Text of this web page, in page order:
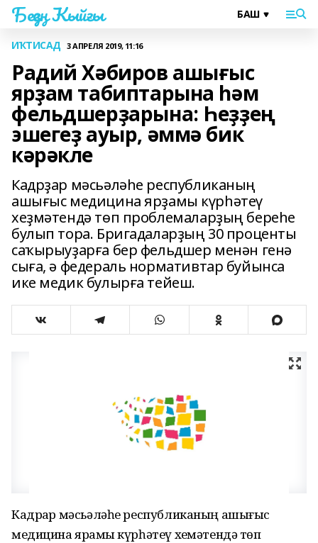
Беҙҙең Ҡыйғы
ИҠТИСАД 3 АПРЕЛЯ 2019, 11:16
Радий Хәбиров ашығыс
ярҙам табиптарына һәм
фельдшерҙарына: Һеҙҙең
эшегеҙ ауыр, әммә бик
кәрәкле
Кадрҙар мәсьәләһе республиканың
ашығыс медицина ярҙамы күрһәтеү
хеҙмәтендә төп проблемаларҙың береһе
булып тора. Бригадаларҙың 30 проценты
саҡырыуҙарға бер фельдшер менән генә
сыға, ә федераль нормативтар буйынса
ике медик булырға тейеш.
Кадрҙар мәсьәләһе республиканың ашығыс
медицина ярҙамы күрһәтеү хеҙмәтендә төп